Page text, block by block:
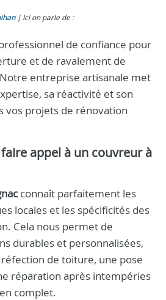
Ici on parle de :
de confiance pour
et de ravalement de
entreprise artisanale met
sa réactivité et son
vos projets de rénovation
appel à un couvreur à
connaît parfaitement les
locales et les spécificités des
Cela nous permet de
durables et personnalisées,
de toiture, une pose
réparation après intempéries
complet.